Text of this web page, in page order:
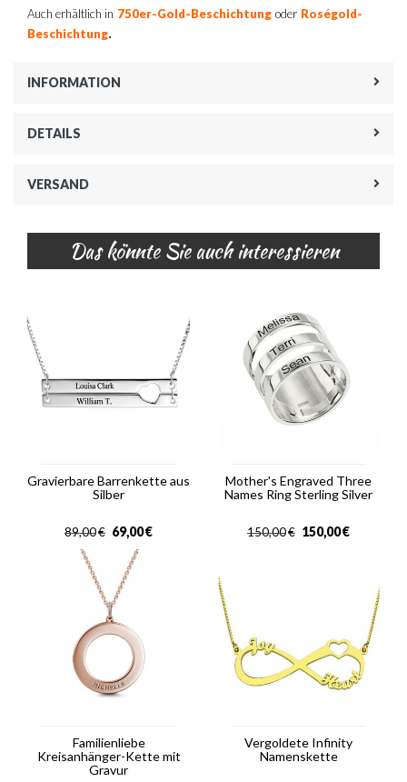
Auch erhältlich in 750er-Gold-Beschichtung oder Roségold-
Beschichtung.
INFORMATION
DETAILS
VERSAND
Das könnte Sie auch interessieren
Gravierbare Barrenkette aus
Silber
€
89,00 €
69,00
Mother's Engraved Three
Names Ring Sterling Silver
€
150,00 €
150,00
Familienliebe
Kreisanhänger-Kette mit
Gravur
Vergoldete Infinity
Namenskette